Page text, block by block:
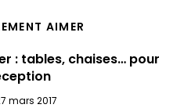
AIMER
: tables, chaises… pour
mars 2017